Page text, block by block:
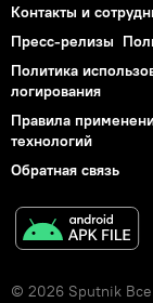
Контакты и
Пресс-релизы
Политика
логирования
Правила
технологий
Обратная связь
© 2026 Sputnik